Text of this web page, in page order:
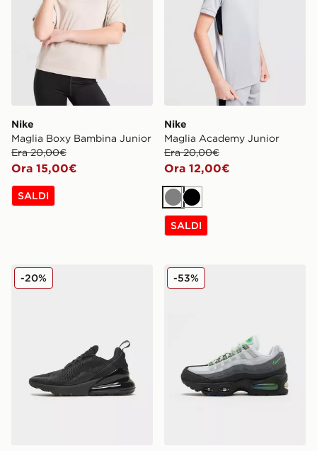
Nike
Maglia Boxy Bambina Junior
Era 20,00€
Ora 15,00€
SALDI
Nike
Maglia Academy Junior
Era 20,00€
Ora 12,00€
Grigio
Nero
SALDI
Nike Air Max 270 Junior
-20% Nike Air Max 95 Junior
-53%